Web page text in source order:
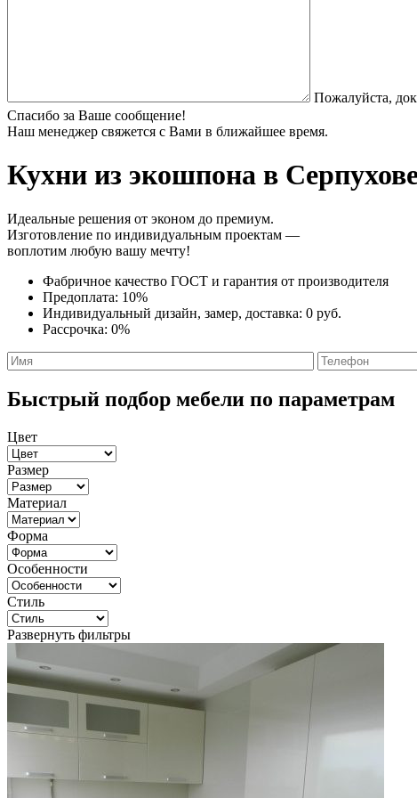
Пожалуйста,
Спасибо за Ваше сообщение!
Наш менеджер свяжется с Вами в ближайшее время.
Кухни из экошпона в
Идеальные решения от эконом до премиум.
Изготовление по индивидуальным проектам —
воплотим любую вашу мечту!
Фабричное качество ГОСТ и гарантия от производителя
Предоплата: 10%
Индивидуальный дизайн, замер, доставка: 0 руб.
Рассрочка: 0%
Быстрый подбор мебели по параметрам
Цвет
Размер
Материал
Форма
Особенности
Стиль
Развернуть фильтры